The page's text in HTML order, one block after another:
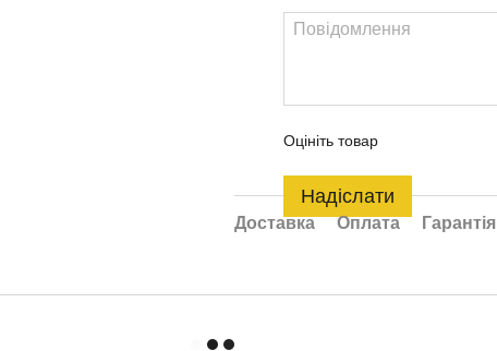
Оцініть товар
Надіслати
Доставка Оплата Гарантія